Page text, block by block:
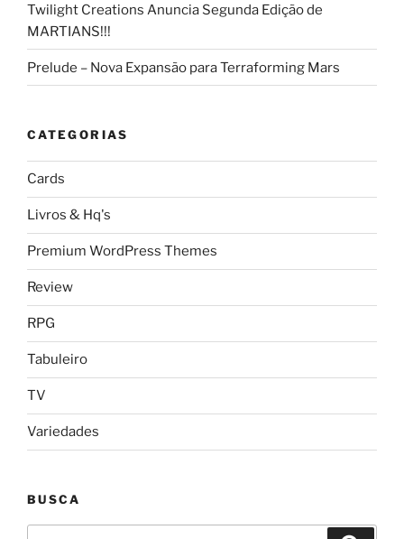
Twilight Creations Anuncia Segunda Edição de
MARTIANS!!!
Prelude – Nova Expansão para Terraforming Mars
CATEGORIAS
Cards
Livros & Hq's
Premium WordPress Themes
Review
RPG
Tabuleiro
TV
Variedades
BUSCA